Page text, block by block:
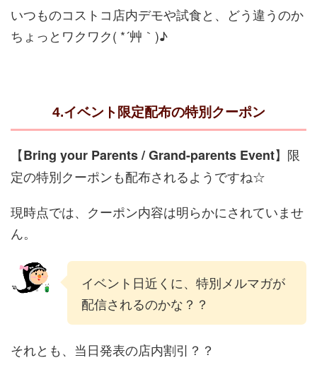
いつものコストコ店内デモや試食と、どう違うのか
ちょっとワクワク( *´艸｀)♪
4.イベント限定配布の特別クーポン
【Bring your Parents / Grand-parents Event】限
定の特別クーポンも配布されるようですね☆
現時点では、クーポン内容は明らかにされていませ
ん。
イベント日近くに、特別メルマガが
配信されるのかな？？
それとも、当日発表の店内割引？？